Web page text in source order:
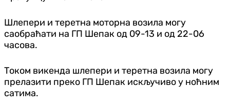
Шлепери и теретна моторна возила могу
саобраћати на ГП Шепак од 09-13 и од 22-06
часова.
Током викенда шлепери и теретна возила могу
прелазити преко ГП Шепак искључиво у ноћним
сатима.